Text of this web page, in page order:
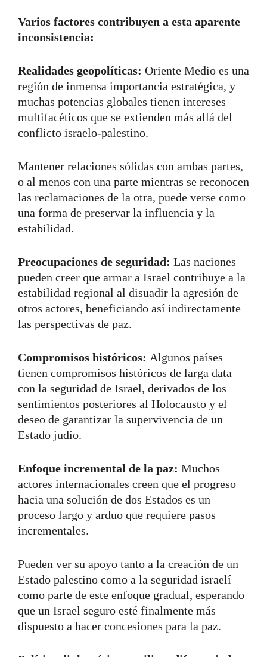
Varios factores contribuyen a esta aparente
inconsistencia:
Realidades geopolíticas: Oriente Medio es una
región de inmensa importancia estratégica, y
muchas potencias globales tienen intereses
multifacéticos que se extienden más allá del
conflicto israelo-palestino.
Mantener relaciones sólidas con ambas partes,
o al menos con una parte mientras se reconocen
las reclamaciones de la otra, puede verse como
una forma de preservar la influencia y la
estabilidad.
Preocupaciones de seguridad: Las naciones
pueden creer que armar a Israel contribuye a la
estabilidad regional al disuadir la agresión de
otros actores, beneficiando así indirectamente
las perspectivas de paz.
Compromisos históricos: Algunos países
tienen compromisos históricos de larga data
con la seguridad de Israel, derivados de los
sentimientos posteriores al Holocausto y el
deseo de garantizar la supervivencia de un
Estado judío.
Enfoque incremental de la paz: Muchos
actores internacionales creen que el progreso
hacia una solución de dos Estados es un
proceso largo y arduo que requiere pasos
incrementales.
Pueden ver su apoyo tanto a la creación de un
Estado palestino como a la seguridad israelí
como parte de este enfoque gradual, esperando
que un Israel seguro esté finalmente más
dispuesto a hacer concesiones para la paz.